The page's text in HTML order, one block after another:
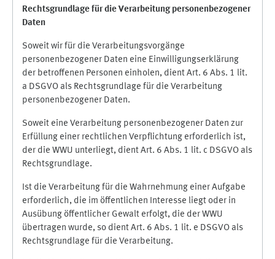
Rechtsgrundlage für die Verarbeitung personenbezogener
Daten
Soweit wir für die Verarbeitungsvorgänge
personenbezogener Daten eine Einwilligungserklärung
der betroffenen Personen einholen, dient Art. 6 Abs. 1 lit.
a DSGVO als Rechtsgrundlage für die Verarbeitung
personenbezogener Daten.
Soweit eine Verarbeitung personenbezogener Daten zur
Erfüllung einer rechtlichen Verpflichtung erforderlich ist,
der die WWU unterliegt, dient Art. 6 Abs. 1 lit. c DSGVO als
Rechtsgrundlage.
Ist die Verarbeitung für die Wahrnehmung einer Aufgabe
erforderlich, die im öffentlichen Interesse liegt oder in
Ausübung öffentlicher Gewalt erfolgt, die der WWU
übertragen wurde, so dient Art. 6 Abs. 1 lit. e DSGVO als
Rechtsgrundlage für die Verarbeitung.